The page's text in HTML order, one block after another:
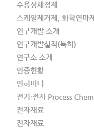
수용성세정제
스케일제거제, 화학연마제
연구개발 소개
연구개발실적(특허)
연구소 소개
인증현황
인히비터
전기·전자 Process
전자재료
전자재료